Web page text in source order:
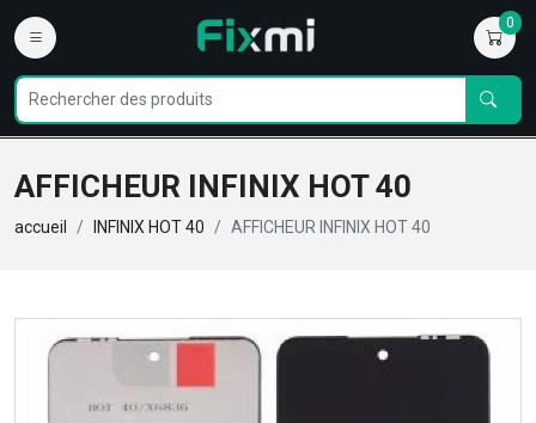
0
AFFICHEUR INFINIX HOT 40
accueil INFINIX HOT 40 AFFICHEUR INFINIX HOT 40